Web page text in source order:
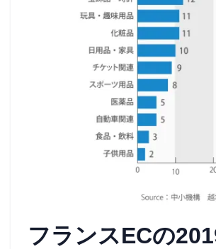
フランスECの